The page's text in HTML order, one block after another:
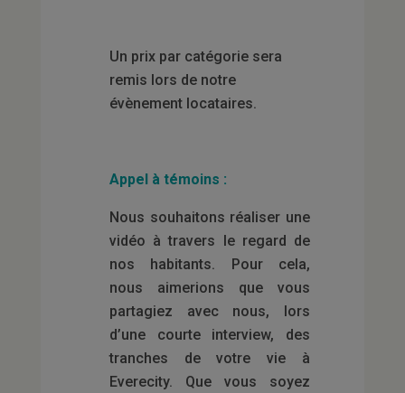
Un prix par catégorie sera
remis lors de notre
évènement locataires.
Appel à témoins :
Nous souhaitons réaliser une
vidéo à travers le regard de
nos habitants. Pour cela,
nous aimerions que vous
partagiez avec nous, lors
d’une courte interview, des
tranches de votre vie à
Everecity. Que vous soyez